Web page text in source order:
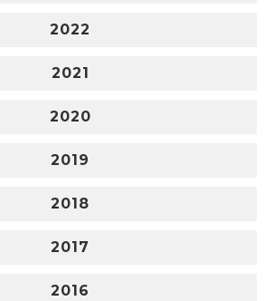
2022
2021
2020
2019
2018
2017
2016